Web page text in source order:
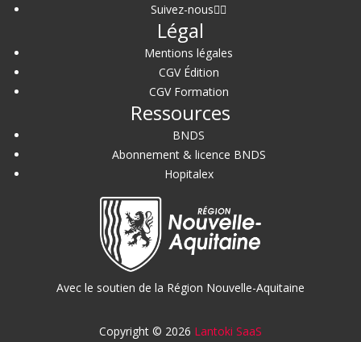
Suivez-nous
Légal
Mentions légales
CGV Édition
CGV Formation
Ressources
BNDS
Abonnement & licence BNDS
Hopitalex
Avec le soutien de la Région Nouvelle-Aquitaine
Copyright © 2026 Lantoki SaaS